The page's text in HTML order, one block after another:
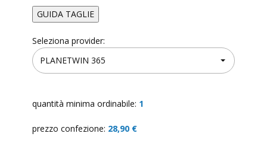
GUIDA TAGLIE
Seleziona provider:
quantità minima ordinabile: 1
prezzo confezione: 28,90 €